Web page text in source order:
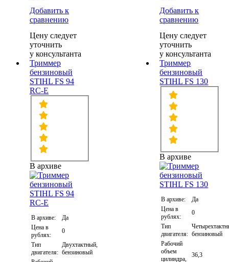
Добавить к
сравнению
Цену следует
уточнить
у консультанта
Добавить к
сравнению
Цену следует
уточнить
у консультанта
Триммер
бензиновый
STIHL FS 94
RC-E
В архиве
В архиве:
Да
Цена в
рублях:
0
Тип
двигателя:
Двухтактный,
бензиновый
Триммер
бензиновый
STIHL FS 130
В архиве
В архиве:
Да
Цена в
рублях:
0
Тип
двигателя: бензиновый
Рабочий
объем
цилиндра,
36,3